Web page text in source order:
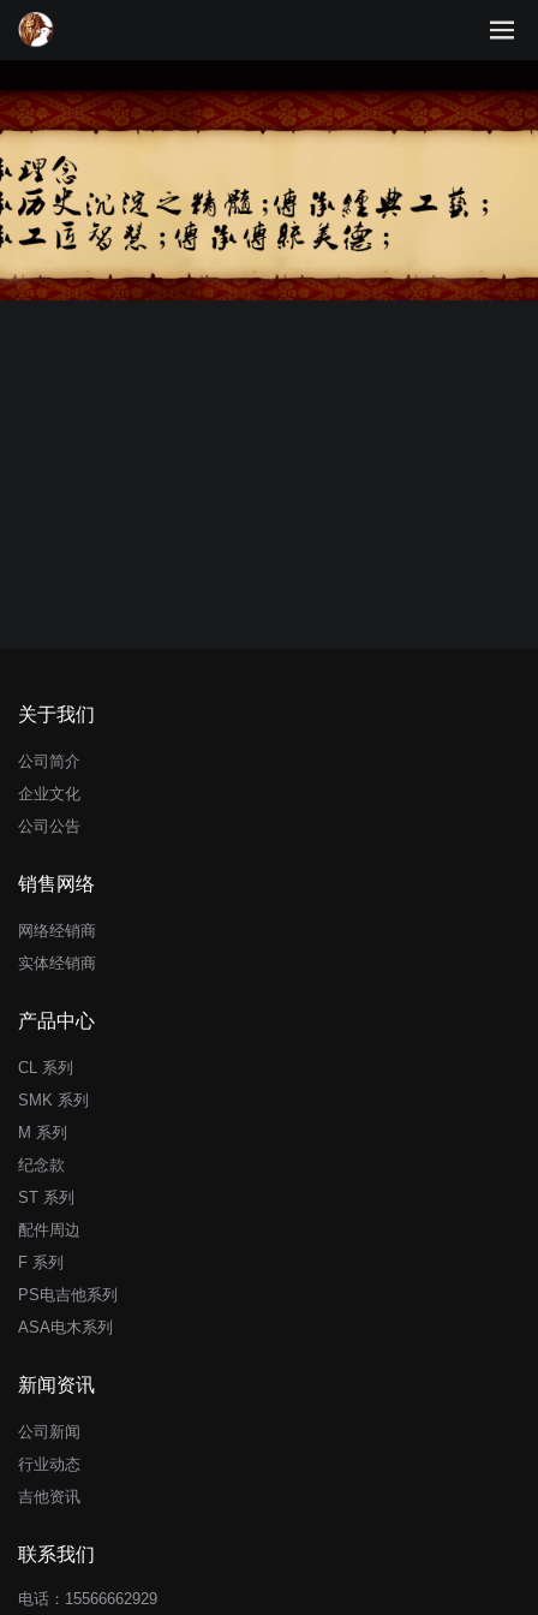
关于我们
公司简介
企业文化
公司公告
销售网络
网络经销商
实体经销商
产品中心
CL 系列
SMK 系列
M 系列
纪念款
ST 系列
配件周边
F 系列
PS电吉他系列
ASA电木系列
新闻资讯
公司新闻
行业动态
吉他资讯
联系我们
电话：15566662929